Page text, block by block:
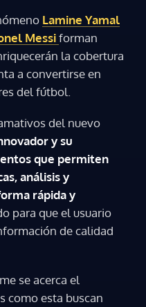
Lamine Yamal
Messiforman
la cobertura
a convertirse en
del fútbol.
del nuevo
y su
que permiten
análisis y
rápida y
para que el usuario
de calidad
se acerca el
como esta buscan